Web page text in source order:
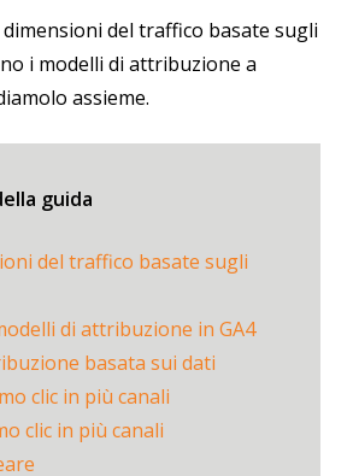
del traffico basate sugli
i modelli di attribuzione a
assieme.
guida
del traffico basate sugli
di attribuzione in GA4
basata sui dati
clic in più canali
clic in più canali